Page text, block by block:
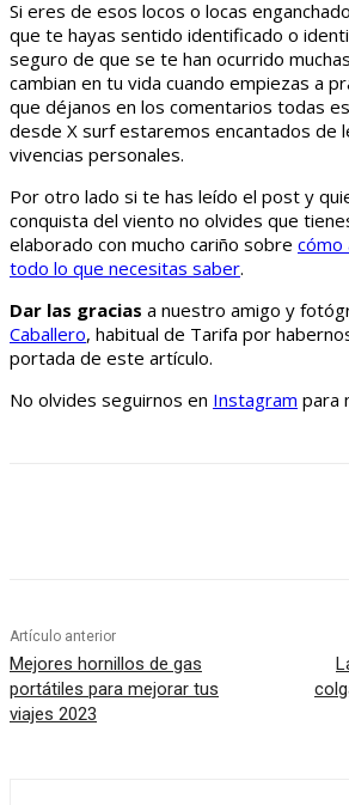
Si eres de esos locos o locas
que te hayas sentido identificado o
seguro de que se te han ocurrido
cambian en tu vida cuando empiezas a
que déjanos en los comentarios todas
desde X surf estaremos encantados de
vivencias personales.
Por otro lado si te has leído el post y
conquista del viento no olvides que
elaborado con mucho cariño sobre cómo
todo lo que necesitas saber.
Dar las gracias a nuestro amigo y
Caballero, habitual de Tarifa por
portada de este artículo.
No olvides seguirnos en Instagram para
Artículo anterior
Mejores hornillos de gas
portátiles para mejorar tus
viajes 2023